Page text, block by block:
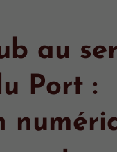
au
Port :